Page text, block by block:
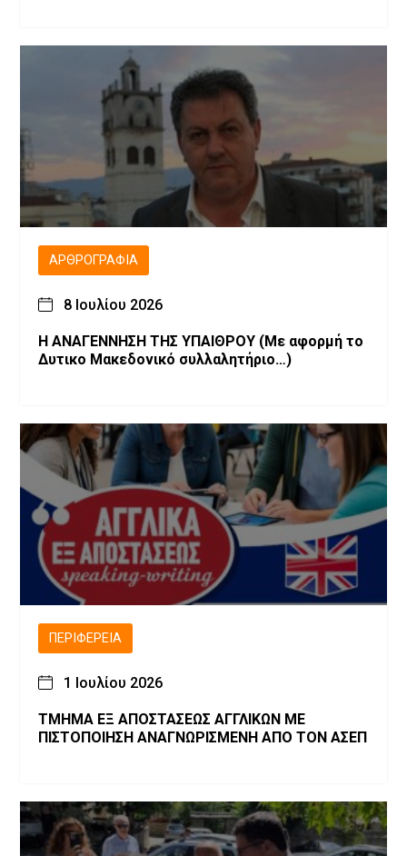
ΑΡΘΡΟΓΡΑΦΊΑ
8 Ιουλίου 2026
Η ΑΝΑΓΕΝΝΗΣΗ ΤΗΣ ΥΠΑΙΘΡΟΥ (Με αφορμή το
Δυτικο Μακεδονικό συλλαλητήριο…)
ΠΕΡΙΦΈΡΕΙΑ
1 Ιουλίου 2026
ΤΜΗΜΑ ΕΞ ΑΠΟΣΤΑΣΕΩΣ ΑΓΓΛΙΚΩΝ ΜΕ
ΠΙΣΤΟΠΟΙΗΣΗ ΑΝΑΓΝΩΡΙΣΜΕΝΗ ΑΠΟ ΤΟΝ ΑΣΕΠ